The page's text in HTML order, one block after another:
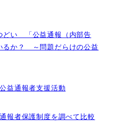
どい 「公益通報（内部告
るか？ ～問題だらけの公益
益通報者支援活動
報者保護制度を調べて比較